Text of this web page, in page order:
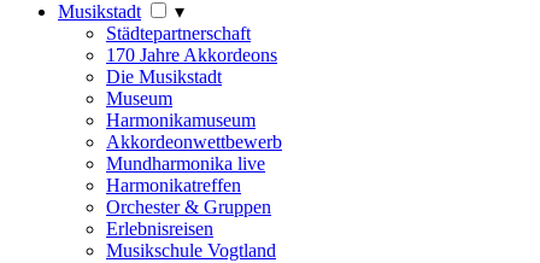
Musikstadt
▾
Städtepartnerschaft
170 Jahre Akkordeons
Die Musikstadt
Museum
Harmonikamuseum
Akkordeonwettbewerb
Mundharmonika live
Harmonikatreffen
Orchester & Gruppen
Erlebnisreisen
Musikschule Vogtland